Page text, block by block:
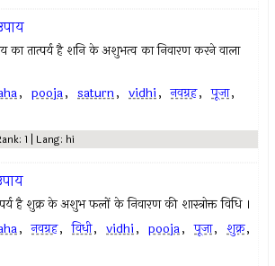
का तात्पर्य है शनि के अशुभत्व का निवारण करने वाला
, pooja, saturn, vidhi, नवग्रह, पूजा,
1 | Lang: hi
है शुक्र के अशुभ फलों के निवारण की शास्त्रोक्त विधि ।
, नवग्रह, विधी, vidhi, pooja, पूजा, शुक्र,